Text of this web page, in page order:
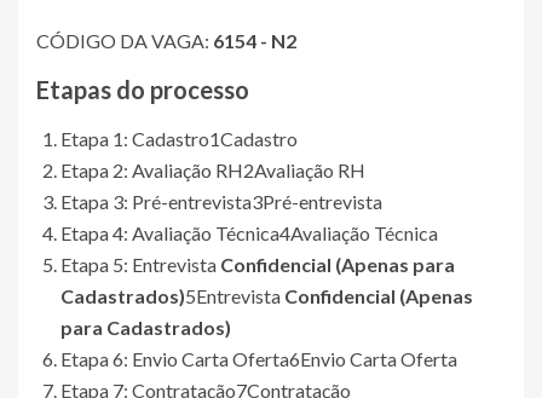
CÓDIGO DA VAGA: 6154 - N2
Etapas do processo
Etapa 1: Cadastro1Cadastro
Etapa 2: Avaliação RH2Avaliação RH
Etapa 3: Pré-entrevista3Pré-entrevista
Etapa 4: Avaliação Técnica4Avaliação Técnica
Etapa 5: Entrevista Confidencial (Apenas para
Cadastrados)5Entrevista Confidencial (Apenas
para Cadastrados)
Etapa 6: Envio Carta Oferta6Envio Carta Oferta
Etapa 7: Contratação7Contratação